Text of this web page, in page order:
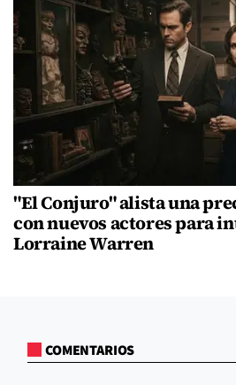
"El Conjuro" alista una
con nuevos actores para
Lorraine Warren
COMENTARIOS